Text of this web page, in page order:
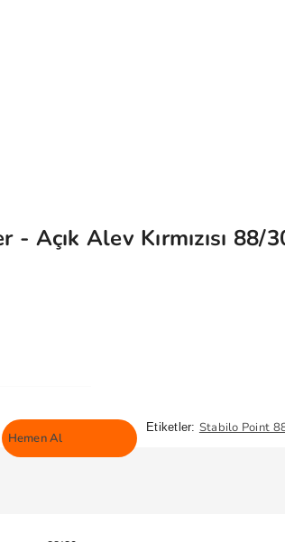
Açık Alev Kırmızısı 88/
Hemen Al
Etiketler: Stabilo Point